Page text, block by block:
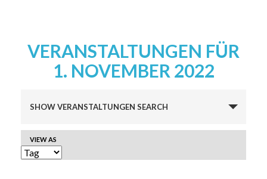
VERANSTALTUNGEN FÜR
1. NOVEMBER 2022
Suche
und
Ansichten,
SHOW VERANSTALTUNGEN SEARCH
VERANSTALTUNG
ANSICHTEN-
VIEW AS